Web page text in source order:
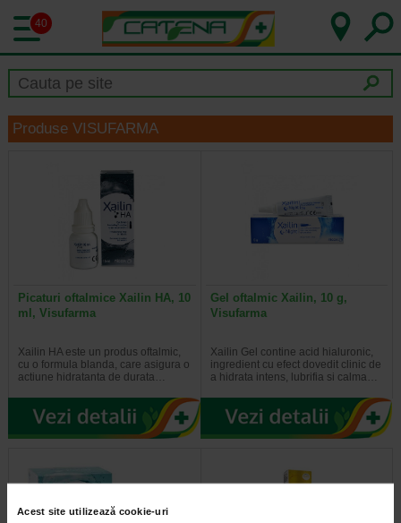
Acest site utilizează cookie-uri
40
Produse VISUFARMA
Picaturi oftalmice Xailin HA, 10
ml, Visufarma
Xailin HA este un produs oftalmic,
cu o formula blanda, care asigura o
actiune hidratanta de durata…
Gel oftalmic Xailin, 10 g,
Visufarma
Xailin Gel contine acid hialuronic,
ingredient cu efect dovedit clinic de
a hidrata intens, lubrifia si calma…